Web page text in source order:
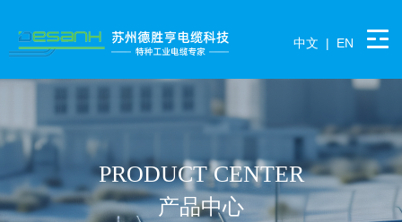
中文 | EN
PRODUCT CENTER
产品中心